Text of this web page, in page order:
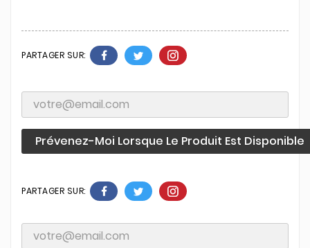
PARTAGER SUR:
Prévenez-Moi Lorsque Le Produit Est Disponible
PARTAGER SUR: